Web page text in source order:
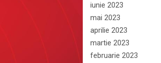
iunie 2023
mai 2023
aprilie 2023
martie 2023
februarie 2023